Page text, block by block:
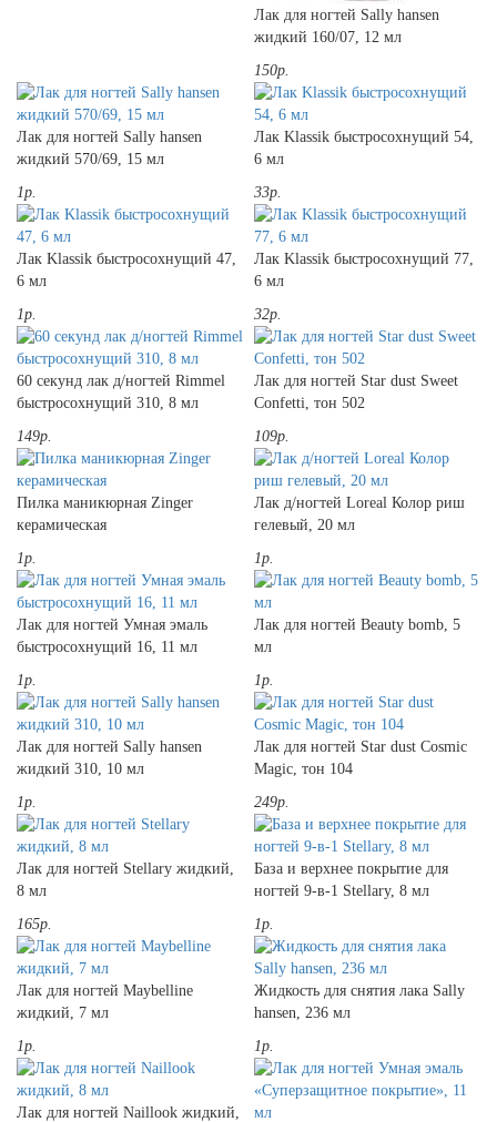
Лак для ногтей Sally hansen
жидкий 160/07, 12 мл
150р.
Лак для ногтей Sally hansen
жидкий 570/69, 15 мл
1р.
Лак Klassik быстросохнущий 54,
6 мл
33р.
Лак Klassik быстросохнущий 47,
6 мл
1р.
Лак Klassik быстросохнущий 77,
6 мл
32р.
60 секунд лак д/ногтей Rimmel
быстросохнущий 310, 8 мл
149р.
Лак для ногтей Star dust Sweet
Confetti, тон 502
109р.
Пилка маникюрная Zinger
керамическая
1р.
Лак д/ногтей Loreal Колор риш
гелевый, 20 мл
1р.
Лак для ногтей Умная эмаль
быстросохнущий 16, 11 мл
1р.
Лак для ногтей Beauty bomb, 5
мл
1р.
Лак для ногтей Sally hansen
жидкий 310, 10 мл
1р.
Лак для ногтей Star dust Cosmic
Magic, тон 104
249р.
Лак для ногтей Stellary жидкий,
8 мл
165р.
База и верхнее покрытие для
ногтей 9-в-1 Stellary, 8 мл
1р.
Лак для ногтей Maybelline
жидкий, 7 мл
1р.
Жидкость для снятия лака Sally
hansen, 236 мл
1р.
Лак для ногтей Naillook жидкий,